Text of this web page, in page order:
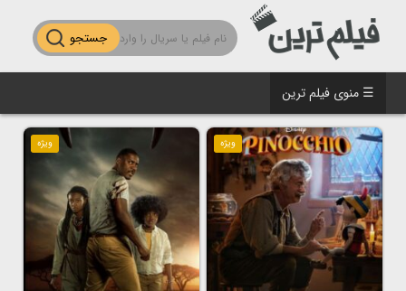
جستجو
☰ منوی فیلم ترین
ویژه ویژه